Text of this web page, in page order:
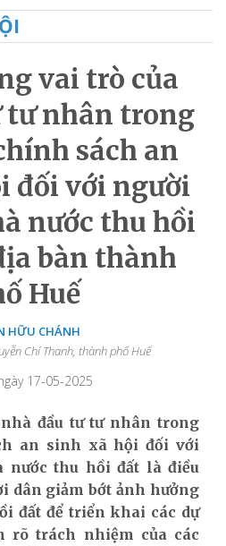
vai trò của
tư nhân trong
sách an
đối với người
nước thu hồi
bàn thành
Huế
HỮU CHÁNH
Chí Thanh, thành phố Huế
17-05-2025
nhà đầu tư tư nhân trong
an sinh xã hội đối với
nước thu hồi đất là điều
dân giảm bớt ảnh hưởng
đất để triển khai các dự
rõ trách nhiệm của các